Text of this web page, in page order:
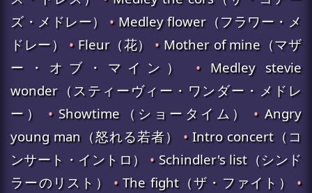
ズ・メドレー） •Medley flower（フラワー・メ
ドレー） •Fleur（花） •Mother of mine（マザ
ー・オブ・マイン） •Medley stevie
wonder（スティーヴィー・ワンダー・メドレ
ー） •Showtime（ショータイム） •Angry
young man（怒れる若者） •Intro concert（コ
ンサート・イントロ） •Schindler's list（シンド
ラーのリスト） •The fight（ザ・ファイト） •